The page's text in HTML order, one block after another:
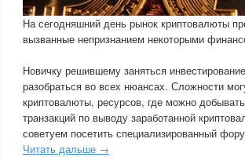
На сегодняшний день рынок криптовалюты
вызванные непризнанием некоторыми
Новичку решившему заняться
разобраться во всех нюансах. Сложности
криптовалюты, ресурсов, где можно
транзакций по выводу заработанной
советуем посетить специализированный
Читать дальше →